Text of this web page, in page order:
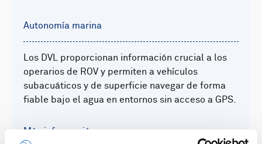
Autonomía marina
Los DVL proporcionan información crucial a los
operarios de ROV y permiten a vehículos
subacuáticos y de superficie navegar de forma
fiable bajo el agua en entornos sin acceso a GPS.
Más información